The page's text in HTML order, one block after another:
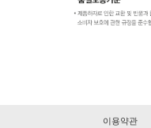
이용약관